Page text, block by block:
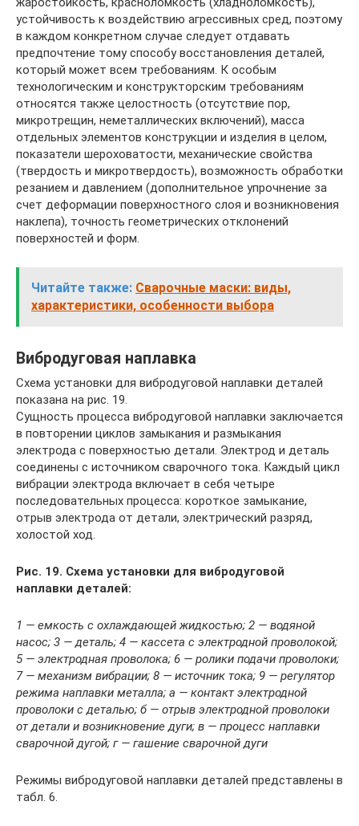
устойчивость к воздействию агрессивных сред, поэтому
в каждом конкретном случае следует отдавать
предпочтение тому способу восстановления деталей,
который может всем требованиям. К особым
технологическим и конструкторским требованиям
относятся также целостность (отсутствие пор,
микротрещин, неметаллических включений), масса
отдельных элементов конструкции и изделия в целом,
показатели шероховатости, механические свойства
(твердость и микротвердость), возможность обработки
резанием и давлением (дополнительное упрочнение за
счет деформации поверхностного слоя и возникновения
наклепа), точность геометрических отклонений
поверхностей и форм.
Читайте также: Сварочные маски: виды,
характеристики, особенности выбора
Вибродуговая наплавка
Схема установки для вибродуговой наплавки деталей
показана на рис. 19.
Сущность процесса вибродуговой наплавки заключается
в повторении циклов замыкания и размыкания
электрода с поверхностью детали. Электрод и деталь
соединены с источником сварочного тока. Каждый цикл
вибрации электрода включает в себя четыре
последовательных процесса: короткое замыкание,
отрыв электрода от детали, электрический разряд,
холостой ход.
Рис. 19. Схема установки для вибродуговой
наплавки деталей:
1 — емкость с охлаждающей жидкостью; 2 — водяной
насос; 3 — деталь; 4 — кассета с электродной проволокой;
5 — электродная проволока; 6 — ролики подачи проволоки;
7 — механизм вибрации; 8 — источник тока; 9 — регулятор
режима наплавки металла; а — контакт электродной
проволоки с деталью; б — отрыв электродной проволоки
от детали и возникновение дуги; в — процесс наплавки
сварочной дугой; г — гашение сварочной дуги
Режимы вибродуговой наплавки деталей представлены в
табл. 6.